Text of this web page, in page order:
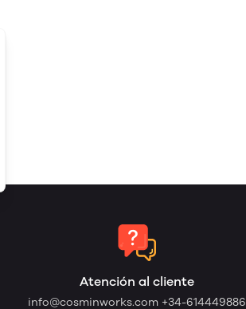
Atención al cliente
info@cosminworks.com +34-614449886